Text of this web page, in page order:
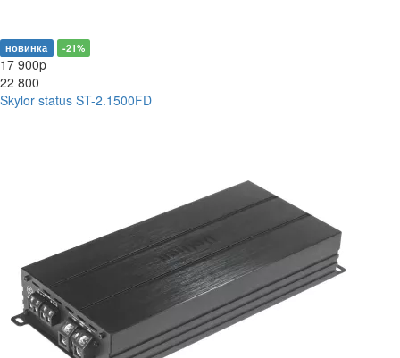
новинка -21%
17 900p
22 800
Skylor status ST-2.1500FD